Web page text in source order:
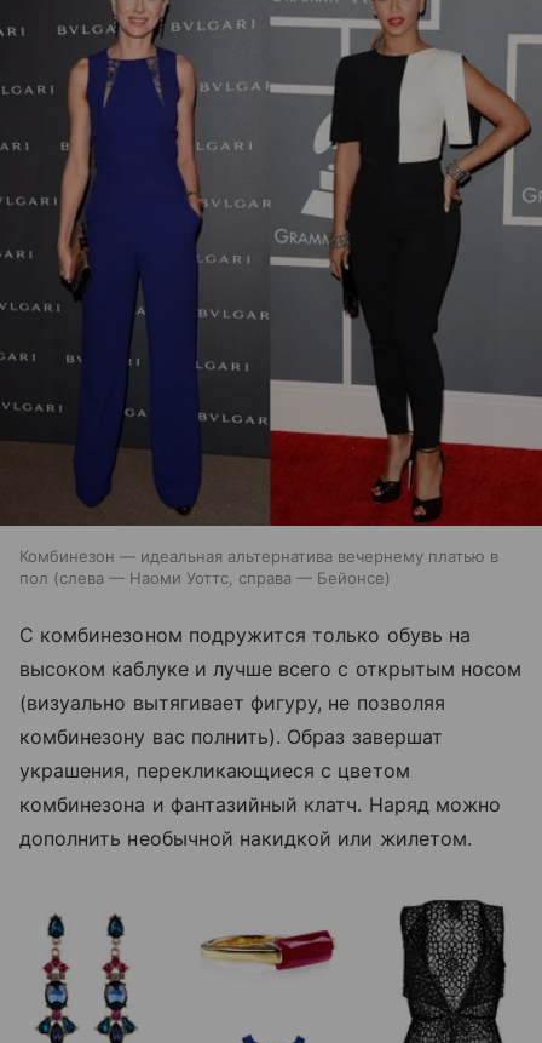
Комбинезон — идеальная альтернатива вечернему платью в
пол (слева — Наоми Уоттс, справа — Бейонсе)
С комбинезоном подружится только обувь на
высоком каблуке и лучше всего с открытым носом
(визуально вытягивает фигуру, не позволяя
комбинезону вас полнить). Образ завершат
украшения, перекликающиеся с цветом
комбинезона и фантазийный клатч. Наряд можно
дополнить необычной накидкой или жилетом.